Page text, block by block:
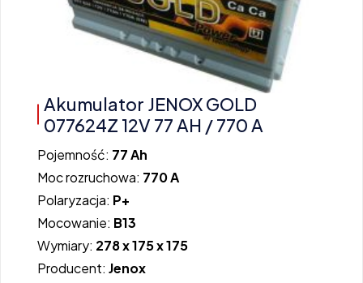
Akumulator JENOX GOLD
077624Z 12V 77 AH / 770 A
Pojemność: 77 Ah
Moc rozruchowa: 770 A
Polaryzacja: P+
Mocowanie: B13
Wymiary: 278 x 175 x 175
Producent: Jenox